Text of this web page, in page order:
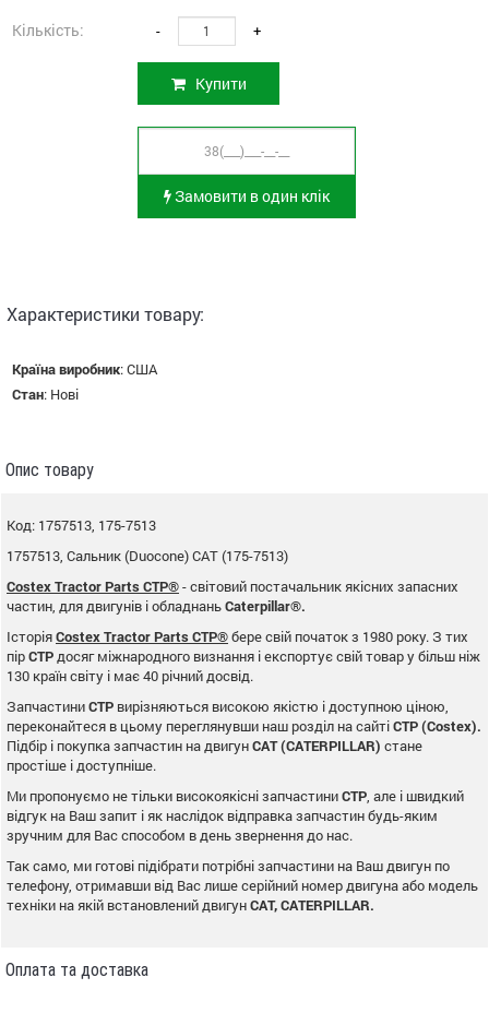
Кількість: - +
Купити
Замовити в один клік
Характеристики товару:
Країна виробник:США
Стан: Нові
Опис товару
Код: 1757513, 175-7513
1757513, Сальник (Duocone) CAT (175-7513)
Costex Tractor Parts CTP®- світовий постачальник якісних запасних
частин, для двигунів і обладнаньCaterpillar®.
ІсторіяCostex Tractor Parts CTP®бере свій початок з 1980 року. З тих
пірCTP досяг міжнародного визнання і експортує свій товар у більш ніж
130 країн світу і має 40 річний досвід.
ЗапчастиниCTP вирізняються високою якістю і доступною ціною,
переконайтеся в цьому переглянувши наш розділ на сайтіCTP (Costex).
Підбір і покупка запчастин на двигунCAT (CATERPILLAR) стане
простіше і доступніше.
Ми пропонуємо не тільки високоякісні запчастиниCTP , але і швидкий
відгук на Ваш запит і як наслідок відправка запчастин будь-яким
зручним для Вас способом в день звернення до нас.
Так само, ми готові підібрати потрібні запчастини на Ваш двигун по
телефону, отримавши від Вас лише серійний номер двигуна або модель
техніки на якій встановлений двигунCAT, CATERPILLAR.
Оплата та доставка